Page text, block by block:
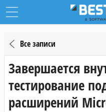
Все записи
Завершается
тестирование
расширений